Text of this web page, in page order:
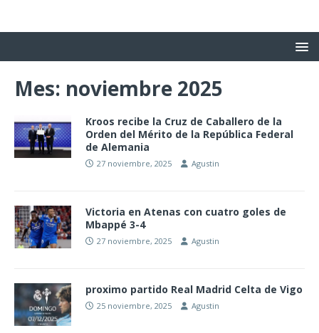
Mes: noviembre 2025
Kroos recibe la Cruz de Caballero de la
Orden del Mérito de la República Federal
de Alemania
27 noviembre, 2025 Agustin
Victoria en Atenas con cuatro goles de
Mbappé 3-4
27 noviembre, 2025 Agustin
proximo partido Real Madrid Celta de Vigo
25 noviembre, 2025 Agustin